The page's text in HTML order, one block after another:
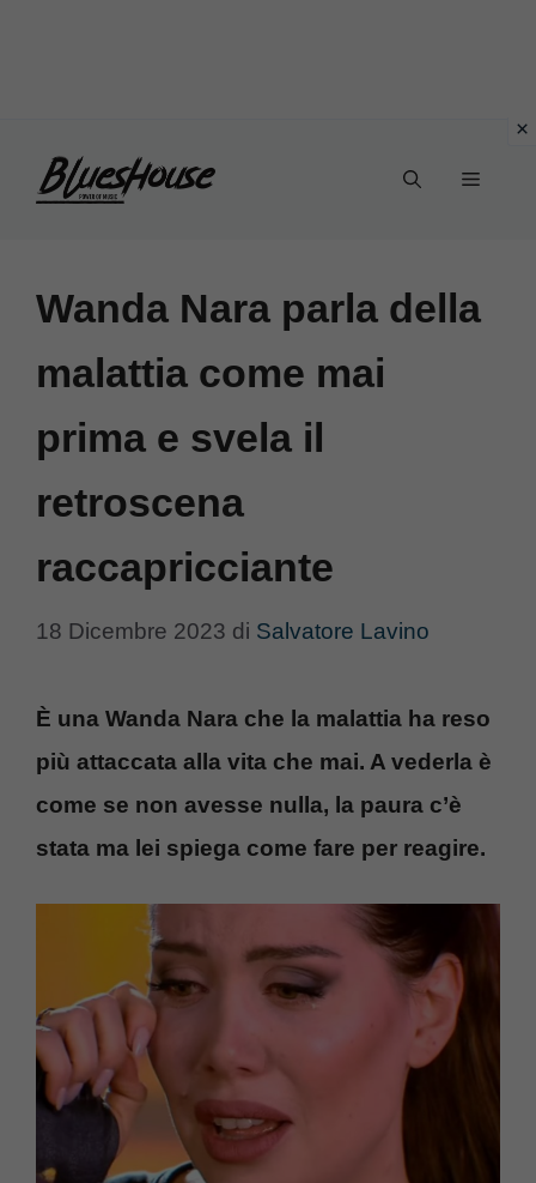
Menu
Wanda Nara parla della
malattia come mai
prima e svela il
retroscena
raccapricciante
18 Dicembre 2023 di Salvatore Lavino
È una Wanda Nara che la malattia ha reso
più attaccata alla vita che mai. A vederla è
come se non avesse nulla, la paura c’è
stata ma lei spiega come fare per reagire.